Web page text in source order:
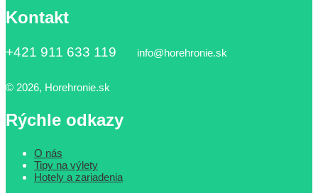
Kontakt
+421 911 633 119 info@horehronie.sk
© 2026, Horehronie.sk
Rýchle odkazy
O nás
Tipy na výlety
Hotely a zariadenia